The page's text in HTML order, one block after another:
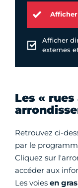
Afficher
externes
Les «
Retrouvez ci-
par le
Cliquez sur
accéder aux
Les voies en gras